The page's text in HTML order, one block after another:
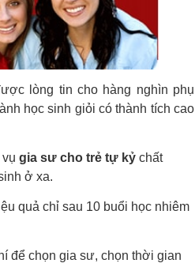
lòng tin cho hàng nghìn phụ
học sinh giỏi có thành tích cao
gia sư cho trẻ tự kỷ chất
ở xa.
quả chỉ sau 10 buổi học nhiêm
để chọn gia sư, chọn thời gian